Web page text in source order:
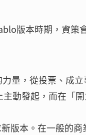
版本時期，資策
量，從投票、成立
動發起，而在「
版本。在一般的商